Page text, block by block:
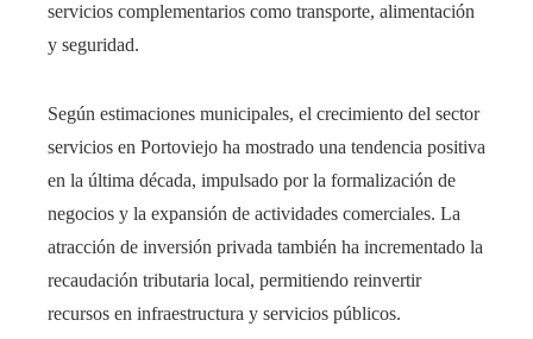
servicios complementarios como transporte, alimentación
y seguridad.
Según estimaciones municipales, el crecimiento del sector
servicios en Portoviejo ha mostrado una tendencia positiva
en la última década, impulsado por la formalización de
negocios y la expansión de actividades comerciales. La
atracción de inversión privada también ha incrementado la
recaudación tributaria local, permitiendo reinvertir
recursos en infraestructura y servicios públicos.